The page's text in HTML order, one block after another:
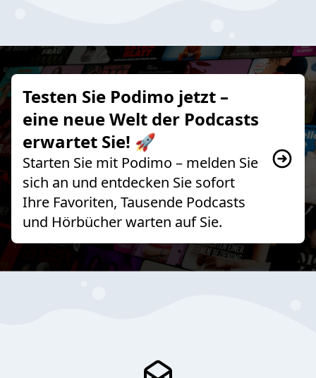
Testen Sie Podimo jetzt –
eine neue Welt der Podcasts
erwartet Sie! 🚀
Starten Sie mit Podimo – melden Sie
sich an und entdecken Sie sofort
Ihre Favoriten, Tausende Podcasts
und Hörbücher warten auf Sie.